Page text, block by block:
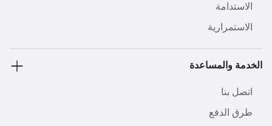
الاستدامة
الاستمرارية
الخدمة والمساعدة
اتصل بنا
طرق الدفع